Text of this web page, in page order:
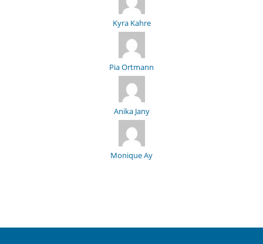
Kyra Kahre
Pia Ortmann
Anika Jany
Monique Ay